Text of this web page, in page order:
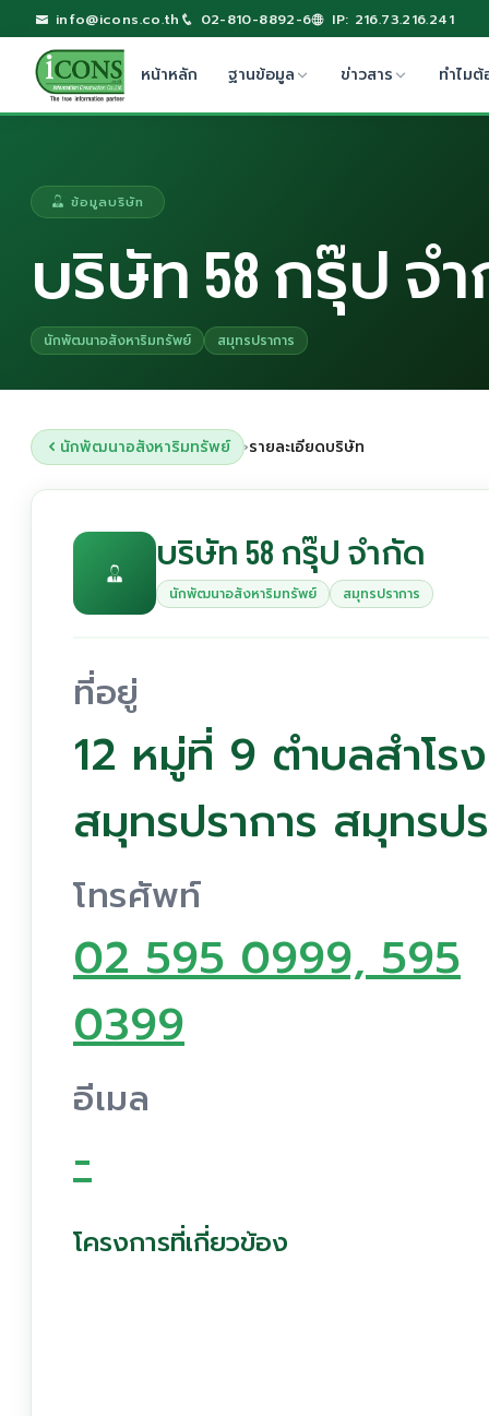
info@icons.co.th 02-810-8892-6 IP: 216.73.216.241
หน้าหลัก ฐานข้อมูล ข่าวสาร ทำไมต้
ข้อมูลบริษัท
บริษัท 58 กรุ๊ป จ
นักพัฒนาอสังหาริมทรัพย์ สมุทรปราการ
นักพัฒนาอสังหาริมทรัพย์ ›รายละเอียดบริษัท
บริษัท 58 กรุ๊ป จำกัด
นักพัฒนาอสังหาริมทรัพย์ สมุทรปราการ
ที่อยู่
12 หมู่ที่ 9 ตำบลสำโร
สมุทรปราการ สมุทรป
โทรศัพท์
02 595 0999, 595
0399
อีเมล
-
โครงการที่เกี่ยวข้อง